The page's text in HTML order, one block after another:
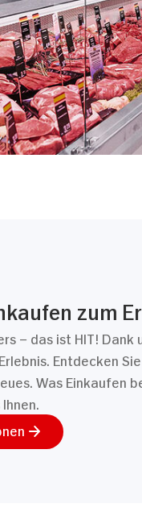
zum
– das ist HIT! Dank
Entdecken
Was Einkaufen